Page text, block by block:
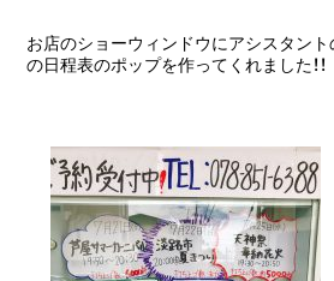
お店のショーウィンドウにアシスタン
の日程表のポップを作ってくれました！！